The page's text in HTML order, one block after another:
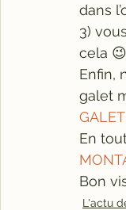
dans
3)
cela
Enfin,
galet
En
Bon
L'actu